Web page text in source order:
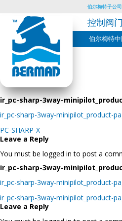
Skip
content
伯尔梅特子公
控制阀
伯尔梅特中
ir_pc-sharp-3way-
ir_pc-sharp-3way-minipilot_product-
Post
navigation
PC-SHARP-X
Leave a Reply
You must be logged in to post a
ir_pc-sharp-3way-
ir_pc-sharp-3way-minipilot_product-
Post
navigation
ir_pc-sharp-3way-minipilot_product-
Leave a Reply